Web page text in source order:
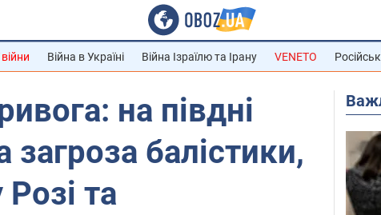
війни Війна в Україні Війна Ізраїлю та Ірану VENETO
на півдні
загроза балістики,
та